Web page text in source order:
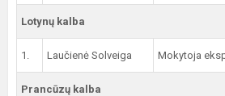
Lotynų kalba
1. Laučienė Solveiga Mokytoja
Prancūzų kalba